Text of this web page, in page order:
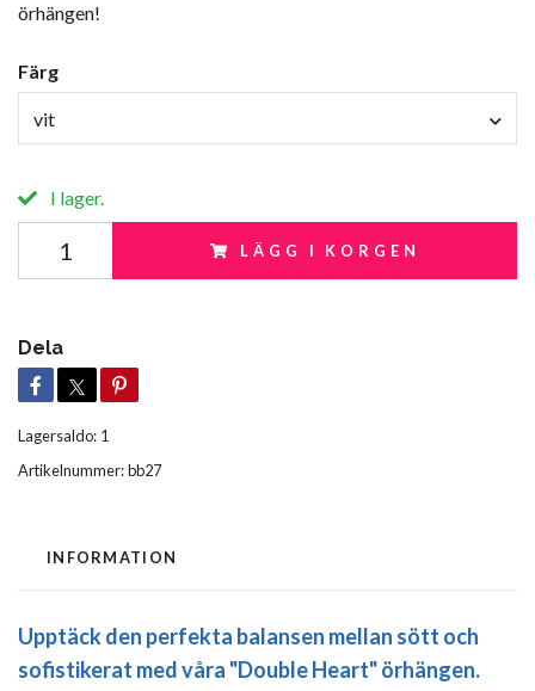
örhängen!
Färg
vit
I lager.
LÄGG I KORGEN
Dela
Lagersaldo: 1
Artikelnummer:bb27
INFORMATION
Upptäck den perfekta balansen mellan sött och
sofistikerat med våra "Double Heart" örhängen.